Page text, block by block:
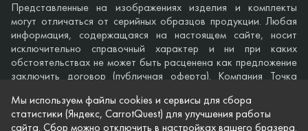
Представленные на изображениях изделия и комплекты
могут отличаться от серийных образцов продукции. Любая
информация, содержащаяся на настоящем сайте, носит
исключительно справочный характер и ни при каких
обстоятельствах не может быть расценена как предложение
заключить договор (публичная оферта). Компания Точка
точности и полноты информации на веб-сайте, а также по
поводу беспрепятственного доступа к нему в любое время.
Мы используем файлы cookies и сервисы для сбора
статистики (Яндекс, CarrotQuest) для улучшения работы
сайта. Сбор можно отключить в настройках вашего бразера.